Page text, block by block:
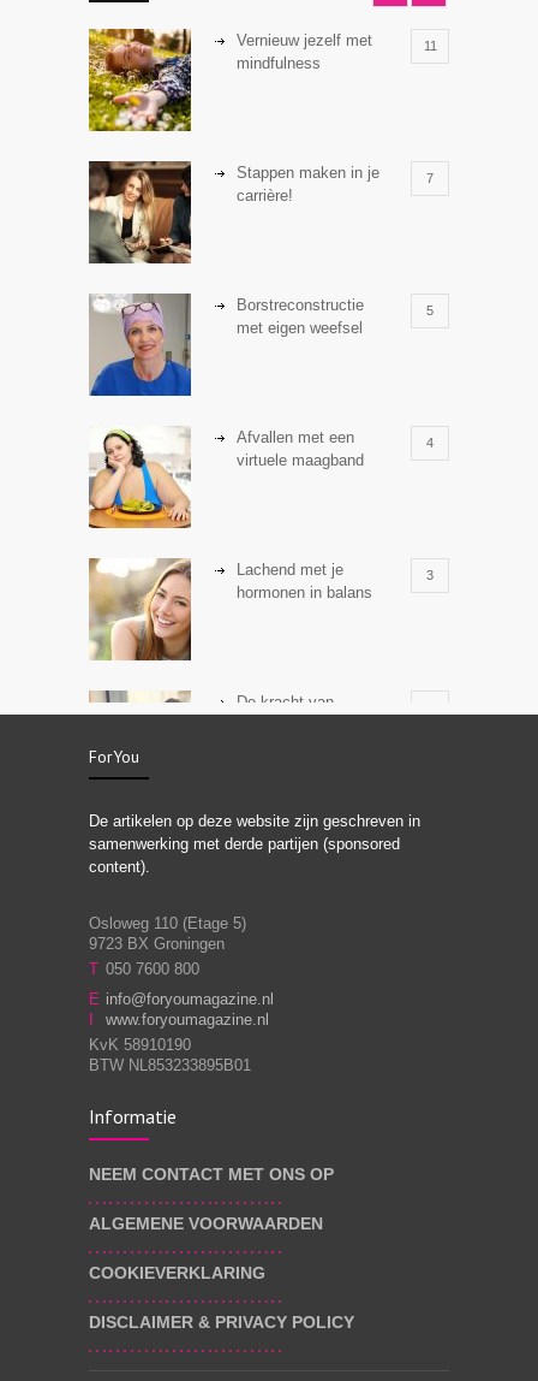
Vernieuw jezelf met
mindfulness
11
Stappen maken in je
carrière!
7
Borstreconstructie
met eigen weefsel
5
Afvallen met een
virtuele maagband
4
Lachend met je
hormonen in balans
3
De kracht van
Stiefouderschap en
relaties
moeite!
Wat voor leider wil jij
zijn?
ForYou
De artikelen op deze website zijn geschreven in
samenwerking met derde partijen (sponsored
content).
Osloweg 110 (Etage 5)
9723 BX Groningen
T 050 7600 800
E info@foryoumagazine.nl
www.foryoumagazine.nl
KvK 58910190
BTW NL853233895B01
Informatie
NEEM CONTACT MET ONS OP
ALGEMENE VOORWAARDEN
COOKIEVERKLARING
DISCLAIMER & PRIVACY POLICY